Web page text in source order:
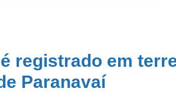
registrado em
Paranavaí